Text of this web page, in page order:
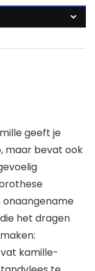
geeft je
maar bevat ook
onaangename
het dragen
kamille-